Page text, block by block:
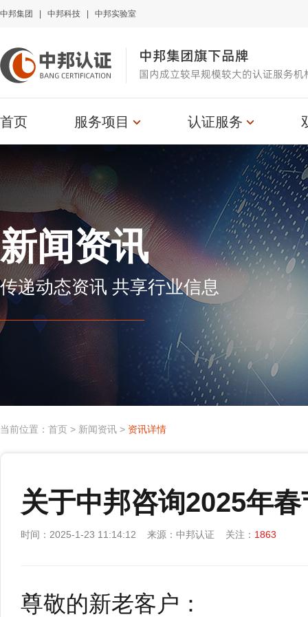
中邦集团 中邦科技 中邦实验室
中邦集团旗下品牌
国内成立较早规模较大的认证服务机
首页 服务项目 认证服务
新闻资讯
传递动态资讯 共享行业信息
当前位置： 首页 > 新闻资讯 > 资讯详情
关于中邦咨询2025年
时间：2025-1-23 11:14:12 来源：中邦认证 关注： 1863
尊敬的新老客户：